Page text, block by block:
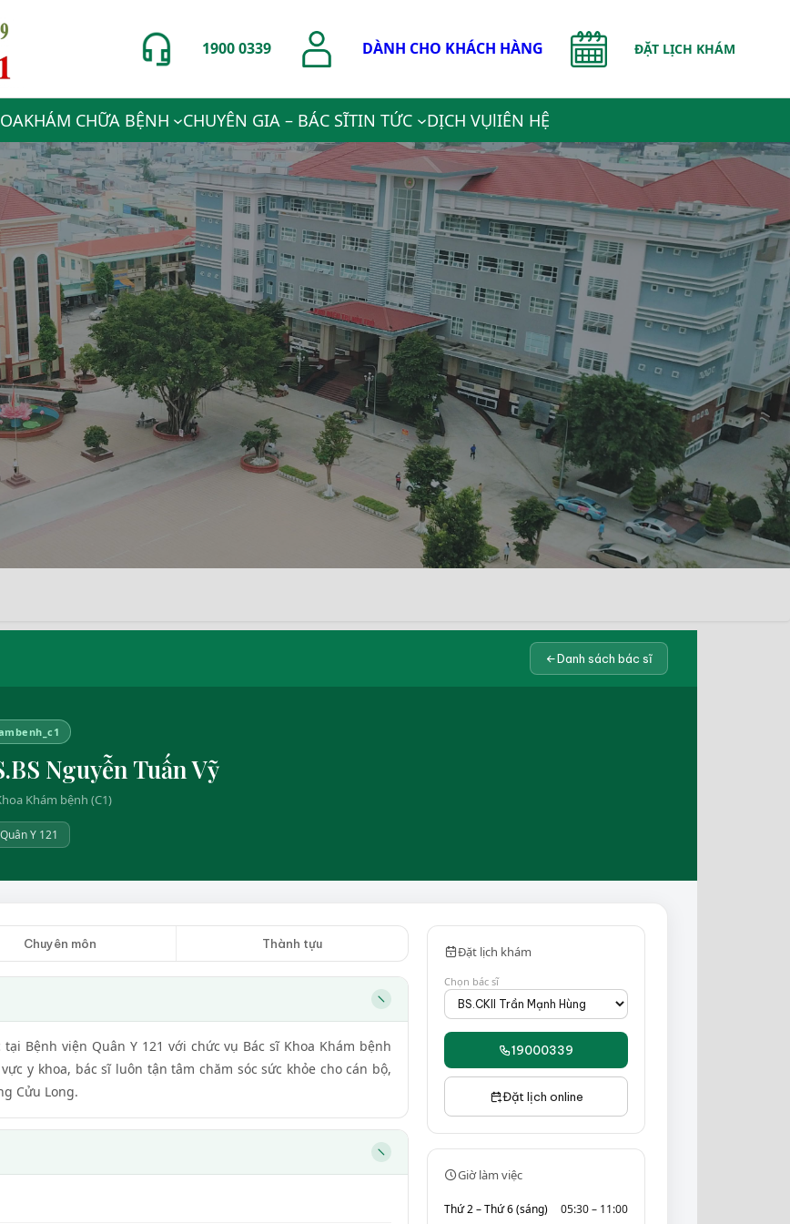
1900 0339 DÀNH CHO KHÁCH HÀNG ĐẶT LỊCH KHÁM
KHÁM CHỮA BỆNH CHUYÊN GIA – BÁC SĨTIN TỨC DỊCH VỤlIÊN HỆ
Danh sách bác sĩ
Nguyễn Tuấn Vỹ
Khám bệnh (C1)
Y 121
Chuyên môn Thành tựu
Bệnh viện Quân Y 121 với chức vụ Bác sĩ Khoa Khám bệnh
y khoa, bác sĩ luôn tận tâm chăm sóc sức khỏe cho cán bộ,
Cửu Long.
Đặt lịch khám
Chọn bác sĩ
19000339
Đặt lịch online
Giờ làm việc
Thứ 2 – Thứ 6 (sáng) 05:30 – 11:00